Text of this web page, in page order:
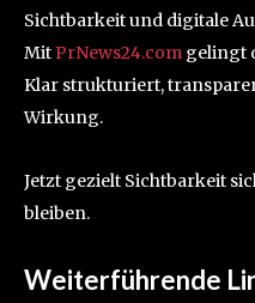
Sichtbarkeit und digitale
MitPrNews24.com gelingt
Klar strukturiert,
Wirkung.
Jetzt gezielt Sichtbarkeit
bleiben.
Weiterführende